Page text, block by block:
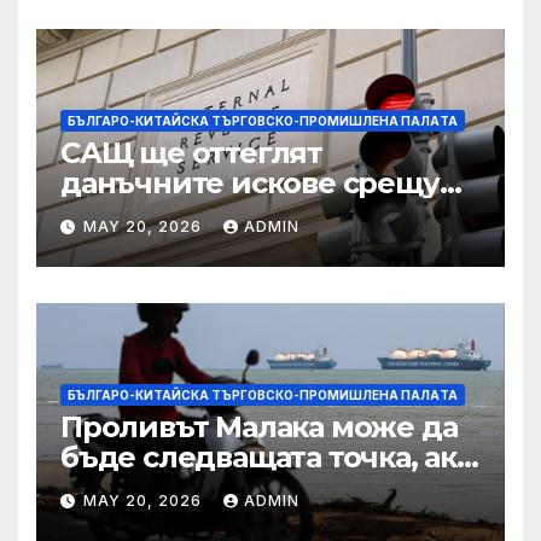
БЪЛГАРО-КИТАЙСКА ТЪРГОВСКО-ПРОМИШЛЕНА ПАЛAТА
САЩ ще оттеглят
данъчните искове срещу
Тръмп „завинаги“ в
сделката за съдебно дело с
IRS
MAY 20, 2026 ADMIN
БЪЛГАРО-КИТАЙСКА ТЪРГОВСКО-ПРОМИШЛЕНА ПАЛAТА
Проливът Малака може да
бъде следващата точка, ако
Азия не внимава
MAY 20, 2026 ADMIN